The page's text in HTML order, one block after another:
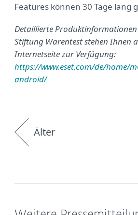
Features können 30 Tage lang
Detaillierte Produktinformationen
Stiftung Warentest stehen Ihnen
Internetseite zur Verfügung:
https://www.eset.com/de/home/
android/
Älter